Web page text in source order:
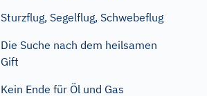
Sturzflug, Segelflug, Schwebeflug
Die Suche nach dem heilsamen
Gift
Kein Ende für Öl und Gas